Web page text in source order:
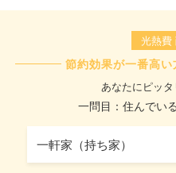
光熱費
節約効果が一番高い
あなたにピッ
一問目：住んでい
一軒家（持ち家）